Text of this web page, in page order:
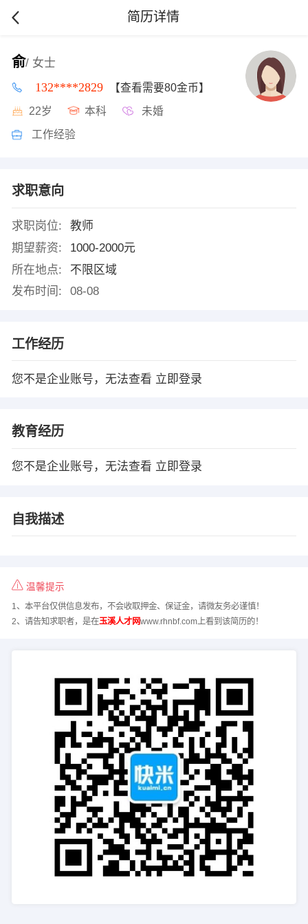
简历详情
俞/ 女士
132****2829 【查看需要80金币】
22岁 本科 未婚
工作经验
求职意向
求职岗位:
教师
期望薪资:
1000-2000元
所在地点:
不限区域
发布时间:
08-08
工作经历
您不是企业账号，无法查看 立即登录
教育经历
您不是企业账号，无法查看 立即登录
自我描述
温馨提示
1、本平台仅供信息发布，不会收取押金、保证金，请微友务必谨慎！
2、请告知求职者，是在玉溪人才网www.rhnbf.com上看到该简历的！